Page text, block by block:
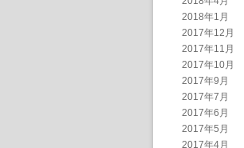
2018年1月
2017年12月
2017年11月
2017年10月
2017年9月
2017年7月
2017年6月
2017年5月
2017年4月